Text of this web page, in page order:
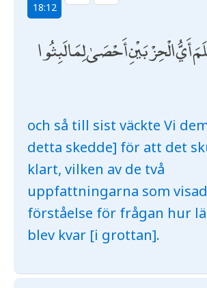
18:12
أَيُّ الْحِزْبَيْنِ أَحْصَىٰ لِمَا لَبِثُوا
och så till sist väckte Vi
detta skedde] för att det
klart, vilken av de två
uppfattningarna som
förståelse för frågan hur
blev kvar [i grottan].